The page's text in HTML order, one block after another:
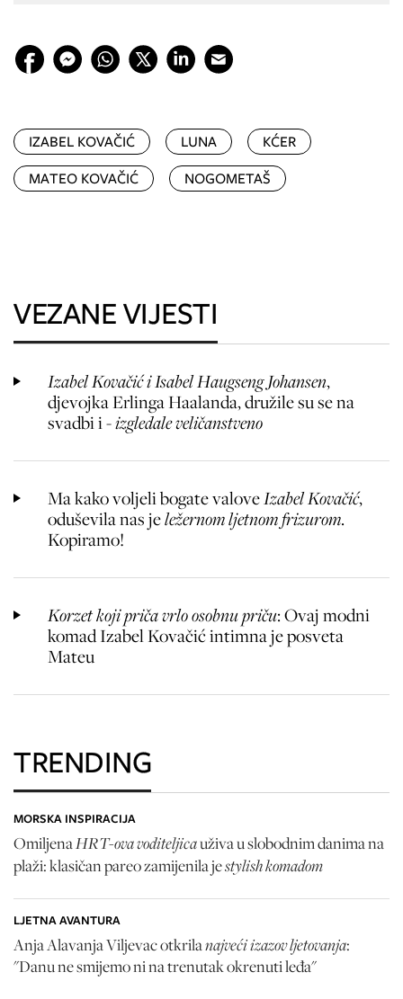
IZABEL KOVAČIĆ LUNA
KĆER
MATEO KOVAČIĆ
NOGOMETAŠ
VEZANE VIJESTI
Izabel Kovačić i Isabel Haugseng Johansen,
djevojka Erlinga Haalanda, družile su se na
svadbi i -izgledale veličanstveno
Ma kako voljeli bogate valoveIzabel Kovačić,
oduševila nas jeležernom ljetnom frizurom.
Kopiramo!
Korzet koji priča vrlo osobnu priču: Ovaj modni
komad Izabel Kovačić intimna je posveta
Mateu
TRENDING
MORSKA INSPIRACIJA
Omiljena HRT-ova voditeljicauživa u slobodnim danima na
plaži: klasičan pareo zamijenila jestylish komadom
LJETNA AVANTURA
Anja Alavanja Viljevac otkrilanajveći izazov ljetovanja:
"Danu ne smijemo ni na trenutak okrenuti leđa"